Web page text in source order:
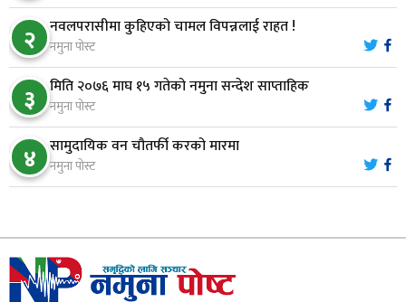
८
भरतपुर अस्पतालद्वारा आइसियुमा प्रतिक्षारत बिरामीको
नाम ‘डिस्प्ले बोर्ड’मा
९ नारायणघाट–बुटवल सडकमा ‘क्यानोपी ब्रिज’ निर्माण
१०
मौलाकालिकाको १८८२ खुड्किला : आस्था र आरोग्यको‘
२ नवलपरासीमा कुहिएको चामल विपन्नलाई राहत !
नमुना पोस्ट
३ मिति २०७६ माघ १५ गतेको नमुना सन्देश साप्ताहिक
नमुना पोस्ट
४ सामुदायिक वन चौतर्फी करको मारमा
नमुना पोस्ट